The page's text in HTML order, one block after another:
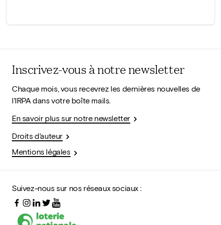
Inscrivez-vous à notre newsletter
Chaque mois, vous recevrez les dernières nouvelles de
l'IRPA dans votre boîte mails.
En savoir plus sur notre newsletter
Droits d'auteur
Mentions légales
Suivez-nous sur nos réseaux sociaux :